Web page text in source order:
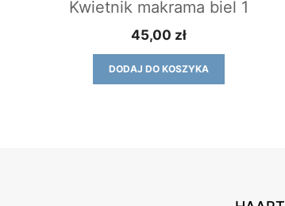
Kwietnik makrama biel 1
45,00 zł
DODAJ DO KOSZYKA